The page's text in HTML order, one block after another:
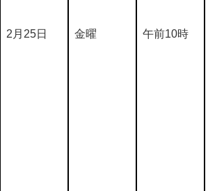
2月25日 金曜 午前10時